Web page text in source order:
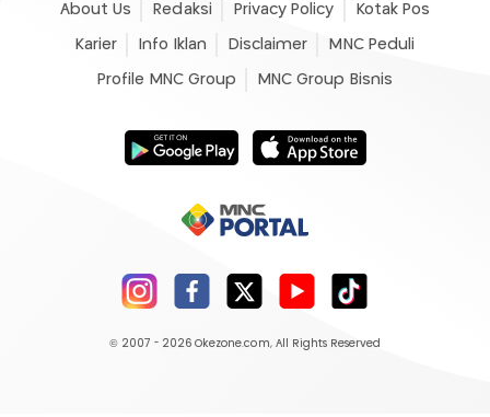
About Us Redaksi Privacy Policy Kotak Pos
Karier Info Iklan Disclaimer MNC Peduli
Profile MNC Group MNC Group Bisnis
© 2007 - 2026 Okezone.com, All Rights Reserved